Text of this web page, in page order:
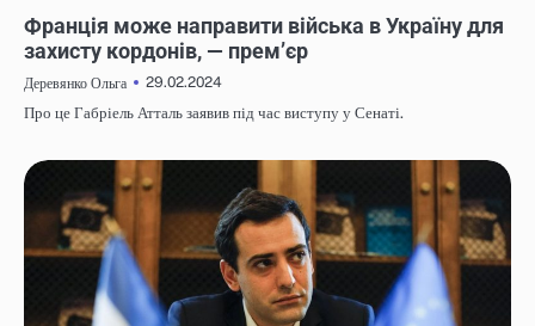
Франція може направити війська в Україну для
захисту кордонів, — прем’єр
Деревянко Ольга
29.02.2024
Про це Габріель Атталь заявив під час виступу у Сенаті.